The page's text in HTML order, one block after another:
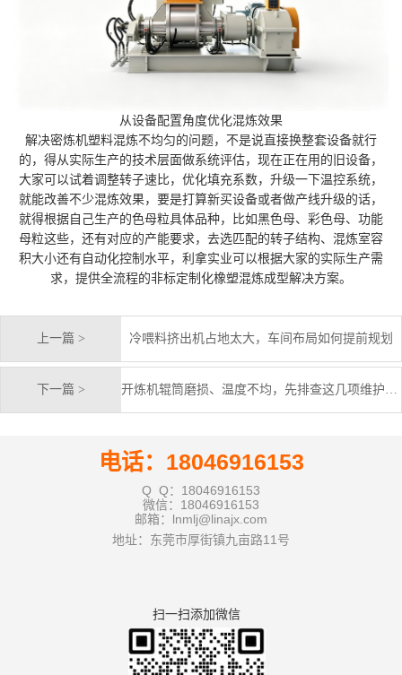
从设备配置角度优化混炼效果
解决密炼机塑料混炼不均匀的问题，不是说直接换整套设备就行
的，得从实际生产的技术层面做系统评估，现在正在用的旧设备，
大家可以试着调整转子速比，优化填充系数，升级一下温控系统，
就能改善不少混炼效果，要是打算新买设备或者做产线升级的话，
就得根据自己生产的色母粒具体品种，比如黑色母、彩色母、功能
母粒这些，还有对应的产能要求，去选匹配的转子结构、混炼室容
积大小还有自动化控制水平，利拿实业可以根据大家的实际生产需
求，提供全流程的非标定制化橡塑混炼成型解决方案。
上一篇 > 冷喂料挤出机占地太大，车间布局如何提前规划
下一篇 > 开炼机辊筒磨损、温度不均，先排查这几项维护细节
电话：18046916153
Q Q：18046916153
微信：18046916153
邮箱：lnmlj@linajx.com
地址：东莞市厚街镇九亩路11号
扫一扫添加微信